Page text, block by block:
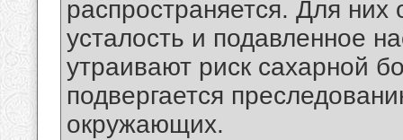
распространяется. Для них
усталость и подавленное
утраивают риск сахарной
подвергается
окружающих.